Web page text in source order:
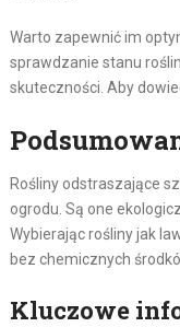
Warto zapewnić im
sprawdzanie stanu
skuteczności. Aby
Rośliny odstraszające
ogrodu. Są one
Wybierając rośliny jak
bez chemicznych
Kluczowe